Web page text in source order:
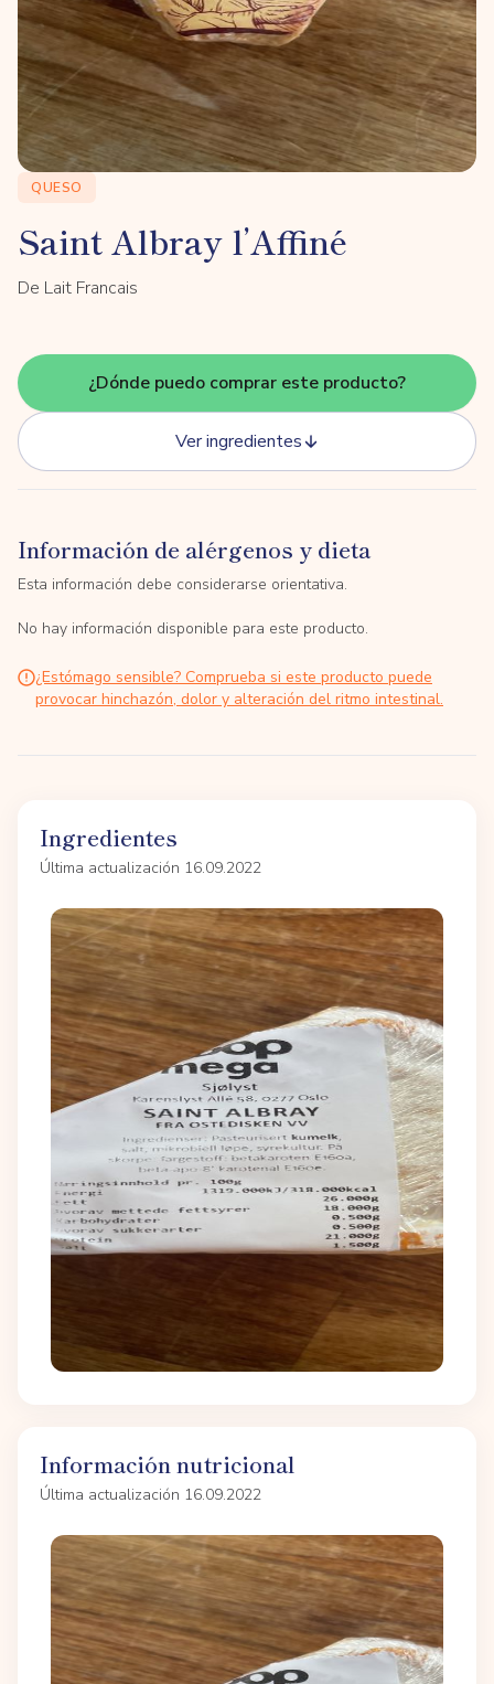
QUESO
Saint Albray l’Affiné
De Lait Francais
¿Dónde puedo comprar este producto?
Ver ingredientes
Información de alérgenos y dieta
Esta información debe considerarse orientativa.
No hay información disponible para este producto.
¿Estómago sensible? Comprueba si este producto puede
provocar hinchazón, dolor y alteración del ritmo intestinal.
Ingredientes
Última actualización 16.09.2022
Información nutricional
Última actualización 16.09.2022